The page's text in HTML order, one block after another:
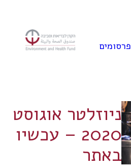
פרסומים
ניוזלטר אוגוסט
2020 – עכשיו
באתר